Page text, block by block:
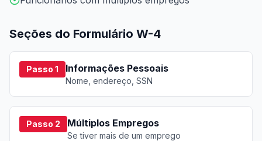
Seções do Formulário W-4
Passo 1 Informações Pessoais
Nome, endereço, SSN
Passo 2 Múltiplos Empregos
Se tiver mais de um emprego